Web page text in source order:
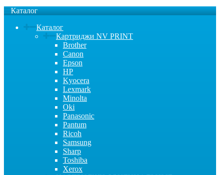
Каталог
Каталог
Картриджи NV PRINT
Brother
Canon
Epson
HP
Kyocera
Lexmark
Minolta
Oki
Panasonic
Pantum
Ricoh
Samsung
Sharp
Toshiba
Xerox